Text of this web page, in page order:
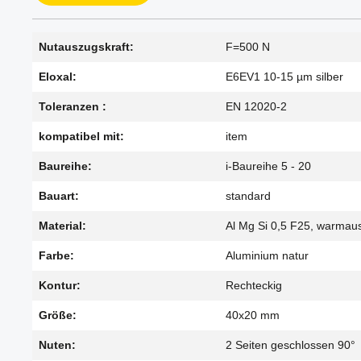
Nutauszugskraft: F=500 N
Eloxal: E6EV1 10-15 µm silber
Toleranzen : EN 12020-2
kompatibel mit: item
Baureihe: i-Baureihe 5 - 20
Bauart: standard
Material: Al Mg Si 0,5 F25,
Farbe: Aluminium natur
Kontur: Rechteckig
Größe: 40x20 mm
Nuten: 2 Seiten geschlossen 90°